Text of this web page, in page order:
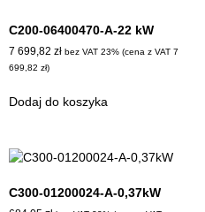
C200-06400470-A-22 kW
7 699,82 zł bez VAT 23% (cena z VAT 7
699,82 zł)
Dodaj do koszyka
C300-01200024-A-0,37kW